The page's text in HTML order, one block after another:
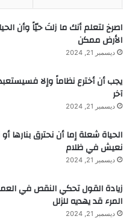
‫اصرخ لتعلم أنك ما زلتَ حيّاً وأن
الأرض ممكن
ديسمبر 21, 2024
يجب أن أخترع نظاماً وإلا
آخر
ديسمبر 21, 2024
الحياة شعلة إما أن نحترق بنارها
نعيش في ظلام
ديسمبر 21, 2024
زيادة القول تحكي النقص في
المرء قد يهديه للزلل
ديسمبر 21, 2024